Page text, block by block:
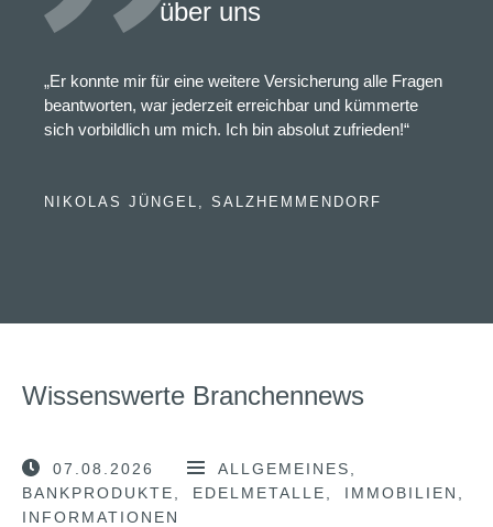
über uns
„Er konnte mir für eine weitere Versicherung alle Fragen
beantworten, war jederzeit erreichbar und kümmerte
sich vorbildlich um mich. Ich bin absolut zufrieden!“
NIKOLAS JÜNGEL, SALZHEMMENDORF
Wissenswerte Branchennews
07.08.2026
ALLGEMEINES
BANKPRODUKTE
EDELMETALLE
IMMOBILIEN
INFORMATIONEN